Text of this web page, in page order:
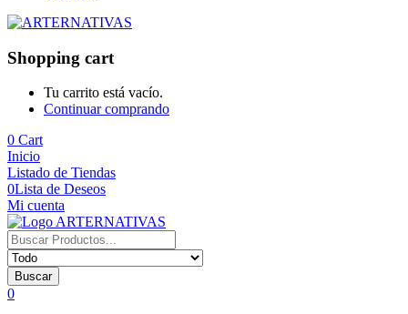
Shopping cart
Tu carrito está vacío.
Continuar comprando
0 Cart
Inicio
Listado de Tiendas
0Lista de Deseos
Mi cuenta
Buscar
0